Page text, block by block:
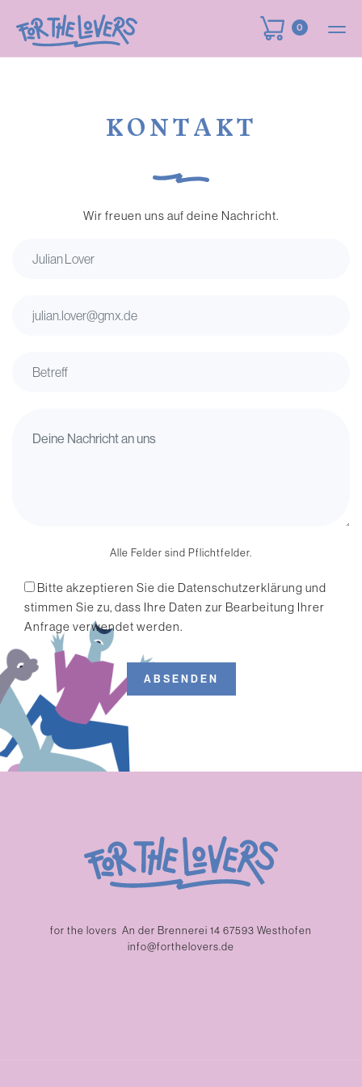
0
KONTAKT
Wir freuen uns auf deine Nachricht.
Alle Felder sind Pflichtfelder.
Bitte akzeptieren Sie die Datenschutzerklärung und
stimmen Sie zu, dass Ihre Daten zur Bearbeitung Ihrer
Anfrage verwendet werden.
for the lovers An der Brennerei 14 67593 Westhofen
info@forthelovers.de